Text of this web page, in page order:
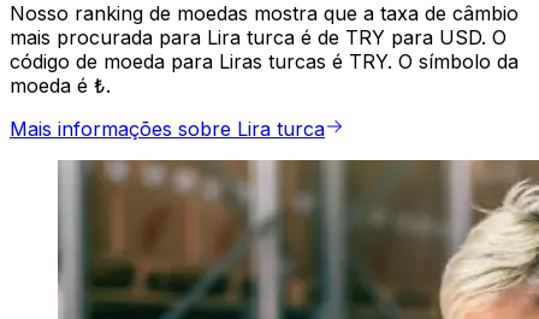
Nosso ranking de moedas mostra que a taxa de câmbio
mais procurada para Lira turca é de TRY para USD. O
código de moeda para Liras turcas é TRY. O símbolo da
moeda é ₺.
Mais informações sobre Lira turca